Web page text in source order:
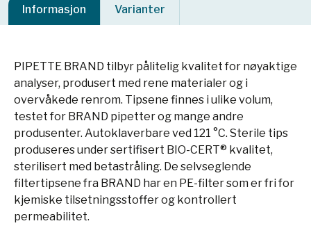
Informasjon Varianter
PIPETTE BRAND tilbyr pålitelig kvalitet for nøyaktige
analyser, produsert med rene materialer og i
overvåkede renrom. Tipsene finnes i ulike volum,
testet for BRAND pipetter og mange andre
produsenter. Autoklaverbare ved 121 °C. Sterile tips
produseres under sertifisert BIO-CERT® kvalitet,
sterilisert med betastråling. De selvseglende
filtertipsene fra BRAND har en PE-filter som er fri for
kjemiske tilsetningsstoffer og kontrollert
permeabilitet.